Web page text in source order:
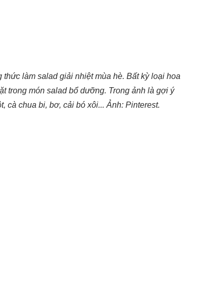
làm salad giải nhiệt mùa hè. Bất kỳ loại hoa
trong món salad bổ dưỡng. Trong ảnh là gợi ý
cà chua bi, bơ, cải bó xôi... Ảnh: Pinterest.